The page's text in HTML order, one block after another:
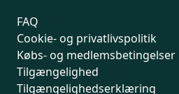
FAQ
Cookie- og privatlivspolitik
Købs- og medlemsbetingelser
Tilgængelighed
Tilgængelighedserklæring